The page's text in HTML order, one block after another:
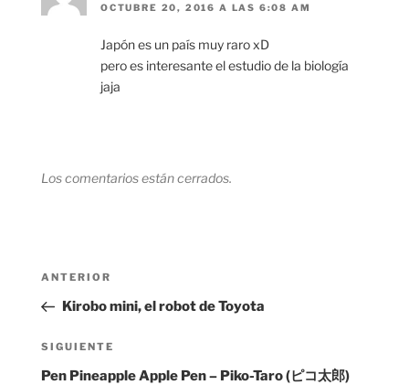
OCTUBRE 20, 2016 A LAS 6:08 AM
Japón es un país muy raro xD
pero es interesante el estudio de la biología
jaja
Los comentarios están cerrados.
Navegación
entradas
Entrada
anterior:
ANTERIOR
Kirobo mini, el robot de Toyota
Siguiente
entrada
SIGUIENTE
Pen Pineapple Apple Pen – Piko-Taro (ピコ太郎)